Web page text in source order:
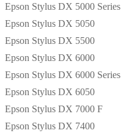
Epson Stylus DX 5000 Series
Epson Stylus DX 5050
Epson Stylus DX 5500
Epson Stylus DX 6000
Epson Stylus DX 6000 Series
Epson Stylus DX 6050
Epson Stylus DX 7000 F
Epson Stylus DX 7400